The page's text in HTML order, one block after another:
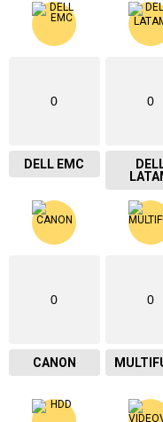
0
DELL EMC
0
0
CANON
0